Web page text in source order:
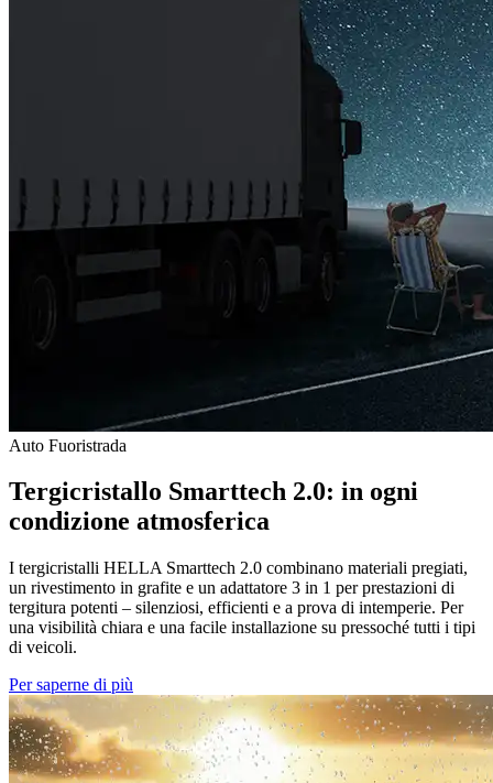
Auto Fuoristrada
Tergicristallo Smarttech 2.0: in ogni
condizione atmosferica
I tergicristalli HELLA Smarttech 2.0 combinano materiali pregiati,
un rivestimento in grafite e un adattatore 3 in 1 per prestazioni di
tergitura potenti – silenziosi, efficienti e a prova di intemperie. Per
una visibilità chiara e una facile installazione su pressoché tutti i tipi
di veicoli.
Per saperne di più